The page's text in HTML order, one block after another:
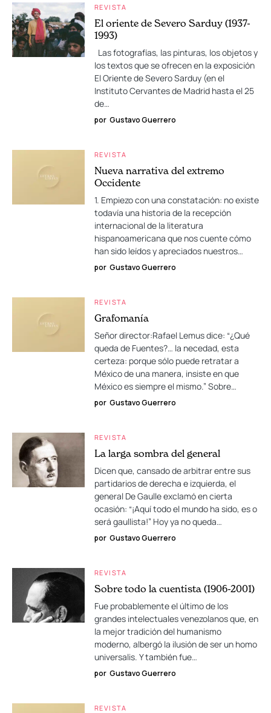
REVISTA
El oriente de Severo Sarduy (1937-
1993)
Las fotografías, las pinturas, los objetos y
los textos que se ofrecen en la exposición
El Oriente de Severo Sarduy (en el
Instituto Cervantes de Madrid hasta el 25
de…
por Gustavo Guerrero
REVISTA
Nueva narrativa del extremo
Occidente
1. Empiezo con una constatación: no existe
todavía una historia de la recepción
internacional de la literatura
hispanoamericana que nos cuente cómo
han sido leídos y apreciados nuestros…
por Gustavo Guerrero
REVISTA
Grafomanía
Señor director:Rafael Lemus dice: “¿Qué
queda de Fuentes?… la necedad, esta
certeza: porque sólo puede retratar a
México de una manera, insiste en que
México es siempre el mismo.” Sobre…
por Gustavo Guerrero
REVISTA
La larga sombra del general
Dicen que, cansado de arbitrar entre sus
partidarios de derecha e izquierda, el
general De Gaulle exclamó en cierta
ocasión: “¡Aquí todo el mundo ha sido, es o
será gaullista!” Hoy ya no queda…
por Gustavo Guerrero
REVISTA
Sobre todo la cuentista (1906-2001)
Fue probablemente el último de los
grandes intelectuales venezolanos que, en
la mejor tradición del humanismo
moderno, albergó la ilusión de ser un homo
universalis. Y también fue…
por Gustavo Guerrero
REVISTA